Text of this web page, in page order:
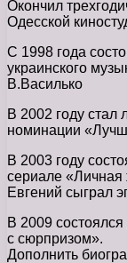
Окончил
Одесской
С 1998 года
украинского
В.Василько
В 2002 году
номинации
В 2003 году
сериале
Евгений сыграл
В 2009
с сюрпризом».
Дополнить